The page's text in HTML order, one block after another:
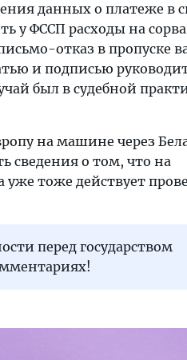
данных о платеже в
у ФССП расходы на
отказ в пропуске
и подписью
был в судебной
на машине через
сведения о том, что на
тоже действует
перед государством